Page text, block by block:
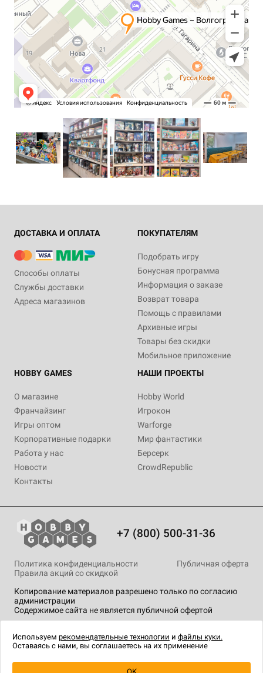
ДОСТАВКА И ОПЛАТА
Способы оплаты
Службы доставки
Адреса магазинов
ПОКУПАТЕЛЯМ
Подобрать игру
Бонусная программа
Информация о заказе
Возврат товара
Помощь с правилами
Архивные игры
Товары без скидки
Мобильное приложение
HOBBY GAMES
О магазине
Франчайзинг
Игры оптом
Корпоративные подарки
Работа у нас
Новости
Контакты
НАШИ ПРОЕКТЫ
Hobby World
Игрокон
Warforge
Мир фантастики
Берсерк
CrowdRepublic
+7 (800) 500-31-36
Копирование материалов разрешено только по согласию
администрации
Содержимое сайта не является публичной офертой
Политика конфиденциальности
Публичная оферта
Правила акций со скидкой
технологии .
Используем рекомендательные технологии и файлы куки.
Оставаясь с нами, вы соглашаетесь на их применение